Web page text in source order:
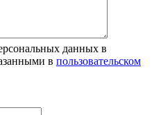
данных в
в пользовательском